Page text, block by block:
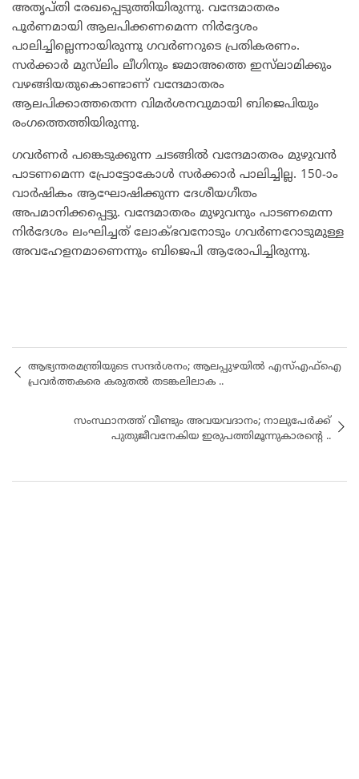
അതൃപ്തി രേഖപ്പെടുത്തിയിരുന്നു. വന്ദേമാതരം
പൂർണമായി ആലപിക്കണമെന്ന നിർദ്ദേശം
പാലിച്ചില്ലെന്നായിരുന്നു ഗവർണറുടെ പ്രതികരണം.
സർക്കാർ മുസ്‌ലിം ലീഗിനും ജമാഅത്തെ ഇസ്‌ലാമിക്കും
വഴങ്ങിയതുകൊണ്ടാണ് വന്ദേമാതരം
ആലപിക്കാത്തതെന്ന വിമർശനവുമായി ബിജെപിയും
രംഗത്തെത്തിയിരുന്നു.
ഗവർണർ പങ്കെടുക്കുന്ന ചടങ്ങിൽ വന്ദേമാതരം മുഴുവൻ
പാടണമെന്ന പ്രോട്ടോകോൾ സർക്കാർ പാലിച്ചില്ല. 150-ാം
വാർഷികം ആഘോഷിക്കുന്ന ദേശീയഗീതം
അപമാനിക്കപ്പെട്ടു. വന്ദേമാതരം മുഴുവനും പാടണമെന്ന
നിർദേശം ലംഘിച്ചത് ലോക്ഭവനോടും ഗവർണറോടുമുള്ള
അവഹേളനമാണെന്നും ബിജെപി ആരോപിച്ചിരുന്നു.
ആഭ്യന്തരമന്ത്രിയുടെ സന്ദർശനം; ആലപ്പുഴയിൽ എസ്എഫ്ഐ
പ്രവർത്തകരെ കരുതൽ തടങ്കലിലാക ..
സംസ്ഥാനത്ത് വീണ്ടും അവയവദാനം; നാലുപേർക്ക്
പുതുജീവനേകിയ ഇരുപത്തിമൂന്നുകാരൻ്റെ ..